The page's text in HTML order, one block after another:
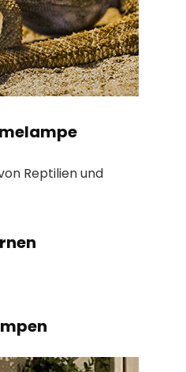
Reptilien und